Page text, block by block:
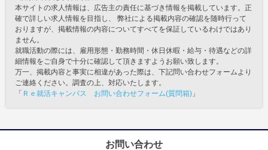
本サイトの求人情報は、広告主の責任に基づき情報を掲載しています。正
確で詳しい求人情報を目指し、 弊社による掲載内容の確認を随時行って
おりますが、掲載情報の内容についてすべてを保証しているわけではあり
ません。
就職活動の際には、雇用形態・勤務時間・休日休暇・給与・待遇などの詳
細情報をご自身で十分に確認して頂きますようお願い致します。
万一、掲載内容と事実に相違があった際は、下記問い合わせフォームより
ご連絡ください。調査の上、対応いたします。
「 Ｒｅ就活キャンパス お問い合わせフォーム(質問箱) 」
お問い合わせ